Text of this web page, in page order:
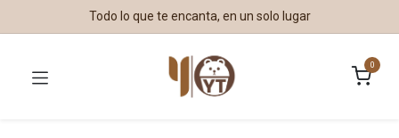
Todo lo que te encanta, en un solo lugar
0